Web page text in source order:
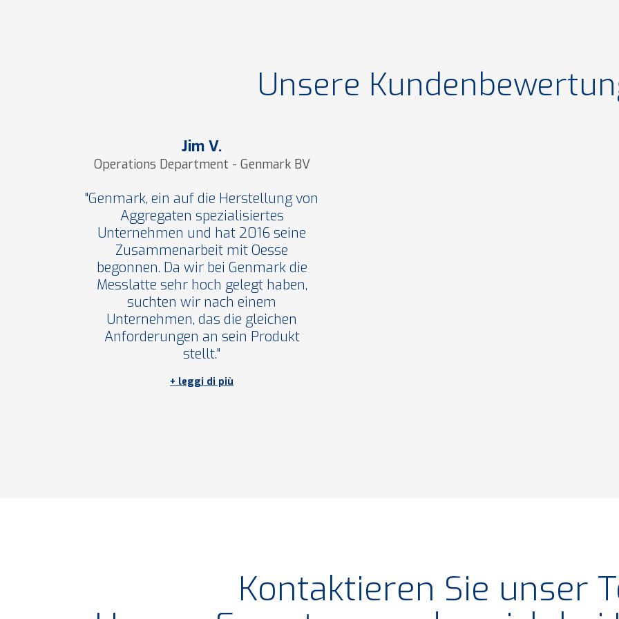
Unsere
Jim V.
Operations Department - Genmark BV
"Genmark, ein auf die Herstellung von
Aggregaten spezialisiertes
Unternehmen und hat 2016 seine
Zusammenarbeit mit Oesse
begonnen. Da wir bei Genmark die
Messlatte sehr hoch gelegt haben,
suchten wir nach einem
Unternehmen, das die gleichen
Anforderungen an sein Produkt
stellt."
leggi di più
Kontaktieren Sie unser